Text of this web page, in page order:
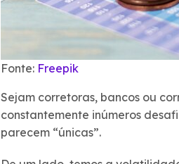
Fonte: Freepik
Sejam corretoras, bancos ou
constantemente inúmeros
parecem “únicas”.